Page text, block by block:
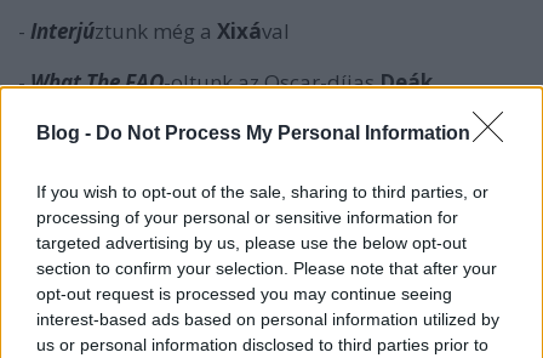
Blog - Do Not Process My Personal Information
If you wish to opt-out of the sale, sharing to third parties, or
processing of your personal or sensitive information for
targeted advertising by us, please use the below opt-out
section to confirm your selection. Please note that after your
opt-out request is processed you may continue seeing
interest-based ads based on personal information utilized by
us or personal information disclosed to third parties prior to
- Interjúztunk még a Xixával
-What The FAQ-oltunk az Oscar-díjasDeák
százmillió előfizetőn
Kollektor rovatunk Oroszi Iván
plakátgyűjteményét mutatja be
Világrecorderben, a fókusztémához igazodva, a
világzene elmúlt ötven évének csúcspillanatai